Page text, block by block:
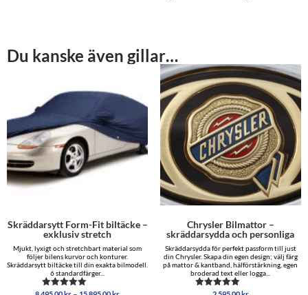
Du kanske även gillar…
Skräddarsytt Form-Fit biltäcke –
exklusiv stretch
Mjukt, lyxigt och stretchbart material som
följer bilens kurvor och konturer.
Skräddarsytt biltäcke till din exakta bilmodell.
6 standardfärger...
Chrysler Bilmattor –
skräddarsydda och personliga
Skräddarsydda för perfekt passform till just
din Chrysler. Skapa din egen design; välj färg
på mattor & kantband, hälförstärkning, egen
broderad text eller logga...